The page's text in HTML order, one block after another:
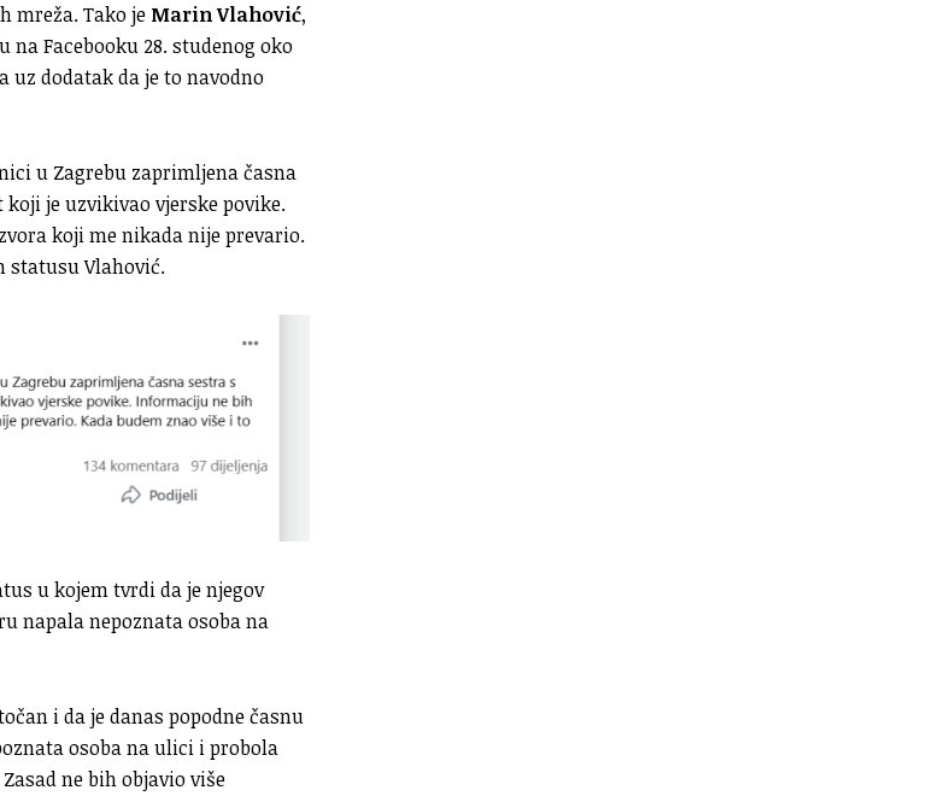
mreža. Tako je Marin Vlahović,
Facebooku 28. studenog oko
uz dodatak da je to navodno
u Zagrebu zaprimljena časna
je uzvikivao vjerske povike.
koji me nikada nije prevario.
statusu Vlahović.
u kojem tvrdi da je njegov
napala nepoznata osoba na
i da je danas popodne časnu
osoba na ulici i probola
ne bih objavio više